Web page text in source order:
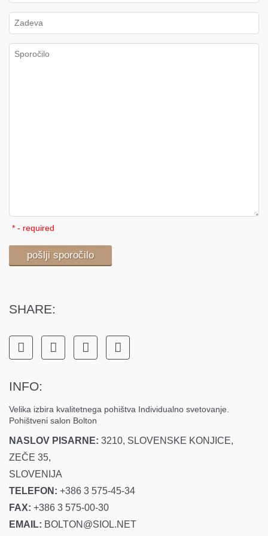
* - required
pošlji sporočilo
SHARE:
INFO:
Velika izbira kvalitetnega pohištva Individualno svetovanje.
Pohištveni salon Bolton
NASLOV PISARNE: 3210, SLOVENSKE KONJICE,
ZEČE 35,
SLOVENIJA
TELEFON: +386 3 575-45-34
FAX: +386 3 575-00-30
EMAIL: BOLTON@SIOL.NET